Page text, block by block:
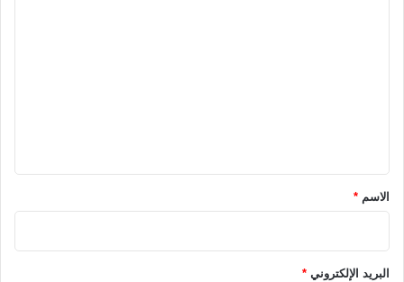
*الاسم *
البريد الإلكتروني *